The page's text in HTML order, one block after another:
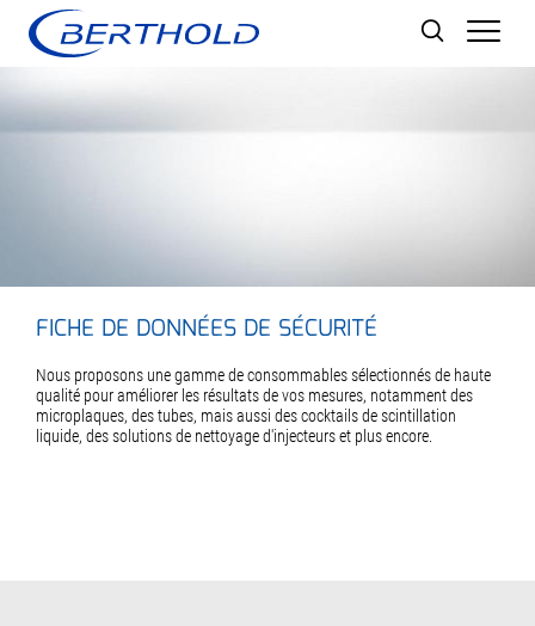
FICHE DE DONNÉES DE SÉCURITÉ
Nous proposons une gamme de consommables sélectionnés de haute
qualité pour améliorer les résultats de vos mesures, notamment des
microplaques, des tubes, mais aussi des cocktails de scintillation
liquide, des solutions de nettoyage d'injecteurs et plus encore.